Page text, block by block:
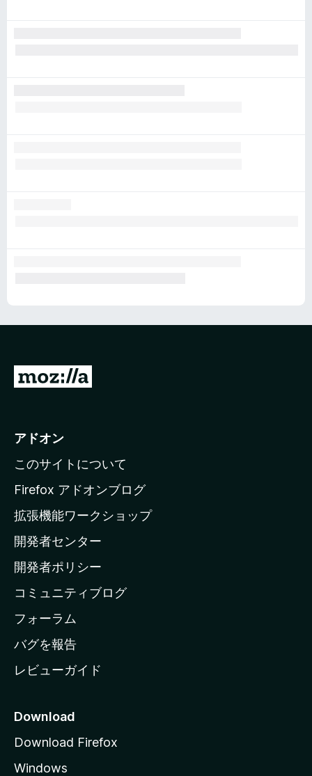
M
i
l
a
ホ
ー
ム
ー
ジ
へ
アドオン
このサイトについて
Firefox アドオンブログ
拡張機能ワークショップ
開発者センター
開発者ポリシー
コミュニティブログ
フォーラム
バグを報告
レビューガイド
Download
Download Firefox
Windows